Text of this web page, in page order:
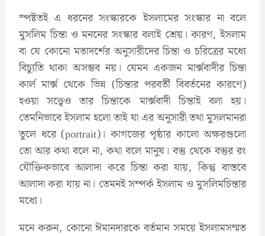
স্পষ্টতই এ ধরনের সংস্কারকে ইসলামের সংস্কার না বলে
মুসলিম চিন্তা ও মননের সংস্কার বলাই শ্রেয়। কারণ, ইসলাম
বা যে কোনো মতাদর্শের অনুসারীদের চিন্তা ও চরিত্রের মধ্যে
বিচ্যুতি থাকা অসম্ভব নয়। যেমন একজন মার্ক্সবাদীর চিন্তা
কার্ল মার্ক্স থেকে ভিন্ন (চিন্তার পরবর্তী বিবর্তনের কারণে)
হওয়া সত্ত্বেও তার চিন্তাকে মার্ক্সবাদী চিন্তাই বলা হয়।
তেমনিভাবে ইসলাম হলো তাই যা এর অনুসারী তথা মুসলমানরা
তুলে ধরে (portrait)। কাগজের পৃষ্ঠার কালো অক্ষরগুলো
তো আর কথা বলে না, কথা বলে মানুষ। বস্তু থেকে বস্তুর রং
যৌক্তিকভাবে আলাদা করে চিন্তা করা যায়, কিন্তু বাস্তবে
আলাদা করা যায় না। তেমনই সম্পর্ক ইসলাম ও মুসলিমচিন্তার
মধ্যে।
মনে করুন, কোনো ঈমানদারকে বর্তমান সময়ে ইসলামসম্মত